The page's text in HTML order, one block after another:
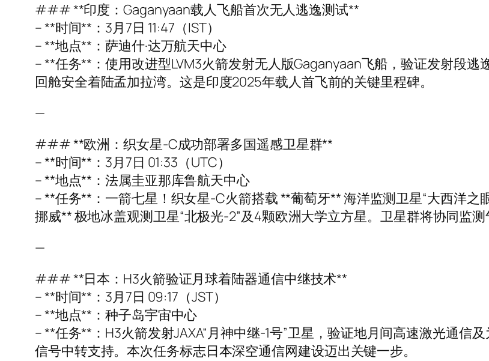
### **印度：Gaganyaan载人飞船首次无人逃逸测试**
– **时间**：3月7日 11:47（IST）
– **地点**：萨迪什·达万航天中心
– **任务**：使用改进型LVM3火箭发射无人版Gaganyaan飞船，验证发射段
回舱安全着陆孟加拉湾。这是印度2025年载人首飞前的关键里程碑。
—
### **欧洲：织女星-C成功部署多国遥感卫星群**
– **时间**：3月7日 01:33（UTC）
– **地点**：法属圭亚那库鲁航天中心
– **任务**：一箭七星！织女星-C火箭搭载 **葡萄牙** 海洋监测卫星“大西洋之
挪威** 极地冰盖观测卫星“北极光-2”及4颗欧洲大学立方星。卫星群将协同监测
—
### **日本：H3火箭验证月球着陆器通信中继技术**
– **时间**：3月7日 09:17（JST）
– **地点**：种子岛宇宙中心
– **任务**：H3火箭发射JAXA“月神中继-1号”卫星，验证地月间高速激光通信
信号中转支持。本次任务标志日本深空通信网建设迈出关键一步。